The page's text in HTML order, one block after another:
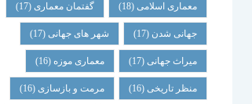
معماری اسلامی(18) گفتمان معماری(17)
جهانی شدن (17) شهر های جهانی(17)
میراث جهانی(17) معماری موزه (16)
منظر تاریخی(16) مرمت و بازسازی(16)